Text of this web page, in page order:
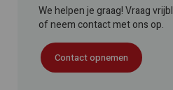
We helpen je graag! Vraag
of neem contact met ons op.
Contact opnemen